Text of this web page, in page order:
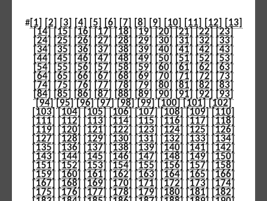
#[1] [2] [3] [4] [5] [6] [7] [8] [9] [10] [11] [12]
[13]
[14] [15] [16] [17] [18] [19] [20] [21] [22] [23]
[24] [25] [26] [27] [28] [29] [30] [31] [32] [33]
[34] [35] [36] [37] [38] [39] [40] [41] [42] [43]
[44] [45] [46] [47] [48] [49] [50] [51] [52] [53]
[54] [55] [56] [57] [58] [59] [60] [61] [62] [63]
[64] [65] [66] [67] [68] [69] [70] [71] [72] [73]
[74] [75] [76] [77] [78] [79] [80] [81] [82] [83]
[84] [85] [86] [87] [88] [89] [90] [91] [92] [93]
[94] [95] [96] [97] [98] [99] [100] [101] [102]
[103] [104] [105] [106] [107] [108] [109] [110]
[111] [112] [113] [114] [115] [116] [117] [118]
[119] [120] [121] [122] [123] [124] [125] [126]
[127] [128] [129] [130] [131] [132] [133] [134]
[135] [136] [137] [138] [139] [140] [141] [142]
[143] [144] [145] [146] [147] [148] [149] [150]
[151] [152] [153] [154] [155] [156] [157] [158]
[159] [160] [161] [162] [163] [164] [165] [166]
[167] [168] [169] [170] [171] [172] [173] [174]
[175] [176] [177] [178] [179] [180] [181] [182]